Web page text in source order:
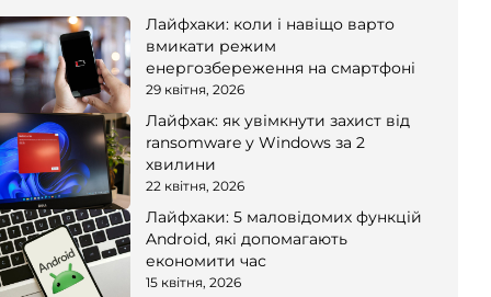
Лайфхаки: коли і навіщо варто
вмикати режим
енергозбереження на смартфоні
29 квітня, 2026
Лайфхак: як увімкнути захист від
ransomware у Windows за 2
хвилини
22 квітня, 2026
Лайфхаки: 5 маловідомих функцій
Android, які допомагають
економити час
15 квітня, 2026